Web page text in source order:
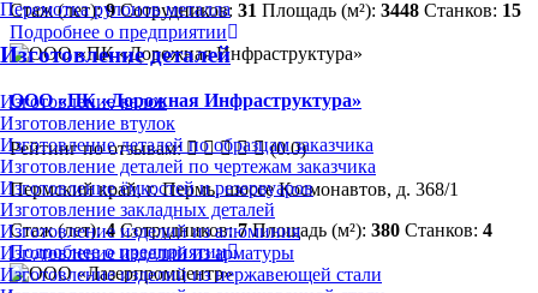
Перемотка рулонов металла
Изготовление деталей
Изготовление валов
Изготовление втулок
Изготовление деталей по образцам заказчика
Изготовление деталей по чертежам заказчика
Изготовление ёмкостей и резервуаров
Изготовление закладных деталей
Изготовление изделий из алюминия
Изготовление изделий из арматуры
Изготовление изделий из нержавеющей стали
Стаж (лет):9 Сотрудников: 31 Площадь (м²): 3448 Станков: 15
Подробнее о предприятии
ООО «ПК «Дорожная Инфраструктура»
Рейтинг по отзывам:
(0.0)
Пермский край, г. Пермь, шоссе Космонавтов, д. 368/1
Стаж (лет):4 Сотрудников:7 Площадь (м²): 380 Станков: 4
Подробнее о предприятии